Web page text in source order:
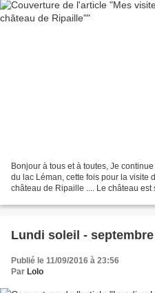
Bonjour à tous et à toutes, Je
du lac Léman, cette fois pour la visite
château de Ripaille .... Le château
Lundi soleil -
Publié le 11/09/2016 à 23:56
Par Lolo